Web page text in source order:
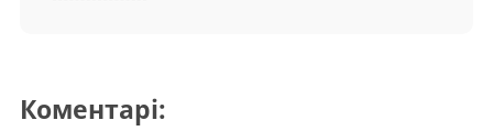
Коментарі: